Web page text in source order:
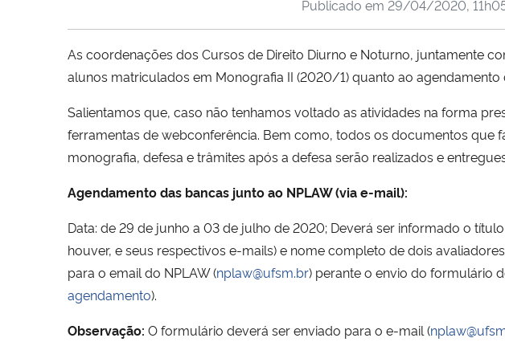
Publicado em 29/04/2020,
As coordenações dos Cursos de Direito Diurno e Noturno, juntamente
alunos matriculados em Monografia II (2020/1) quanto ao
Salientamos que, caso não tenhamos voltado as atividades na forma
ferramentas de webconferência. Bem como, todos os documentos que
monografia, defesa e trâmites após a defesa serão realizados e
Agendamento das bancas junto ao NPLAW (via e-mail):
Data: de 29 de junho a 03 de julho de 2020; Deverá ser informado o
houver, e seus respectivos e-mails) e nome completo de dois
para o email do NPLAW (nplaw@ufsm.br) perante o envio do formulário
agendamento).
Observação: O formulário deverá ser enviado para o e-mail (